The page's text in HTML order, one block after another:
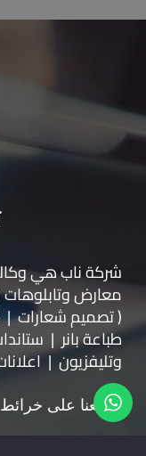
شركة ناب هي
معارضوتابلوهات
( تصميم شعارات |
طباعة بانر |
وتليفزيون |
موقعنا على